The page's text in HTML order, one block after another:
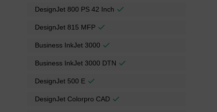
DesignJet 800 PS 42 Inch
DesignJet 815 MFP
Business InkJet 3000
Business InkJet 3000 DTN
DesignJet 500 E
DesignJet Colorpro CAD